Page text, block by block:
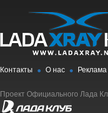
Контакты О нас Реклама
Проект Официального Лада